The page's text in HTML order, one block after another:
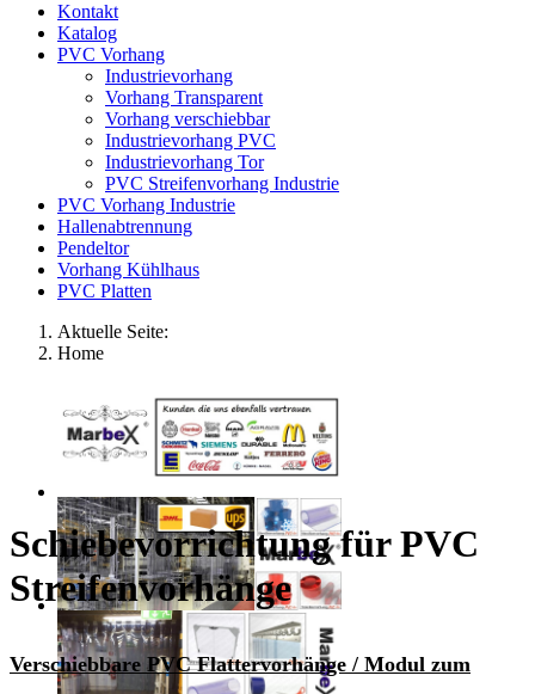
Kontakt
Katalog
PVC Vorhang
Industrievorhang
Vorhang Transparent
Vorhang verschiebbar
Industrievorhang PVC
Industrievorhang Tor
PVC Streifenvorhang Industrie
PVC Vorhang Industrie
Hallenabtrennung
Pendeltor
Vorhang Kühlhaus
PVC Platten
Aktuelle Seite:
Home
Schiebevorrichtung für PVC
Streifenvorhänge
Verschiebbare PVC Flattervorhänge / Modul zum